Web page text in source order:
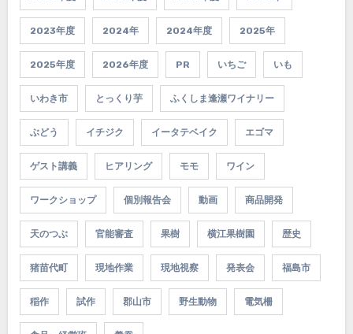
2023年度 2024年 2024年度 2025年
2025年度 2026年度 PR いちご いも
いわき市 とっくり芋 ふくしま逢瀬ワイナリー
ぶどう イチジク イータテベイク エゴマ
ゲスト講義 ヒアリング モモ ワイン
ワークショップ 個別報告会 動画 商品開発
天のつぶ 官能審査 果樹 横江果樹園 歴史
猪苗代町 現地作業 現地視察 発表会 福島市
稲作 試作 郡山市 野生動物 電気柵